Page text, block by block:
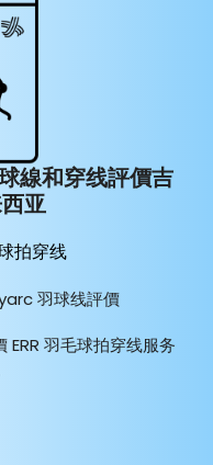
線和穿线評價吉
亚
拍穿线
羽球线評價
ERR 羽毛球拍穿线服务